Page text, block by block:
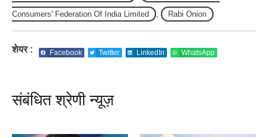
Consumers' Federation Of India Limited Rabi Onion
शेयर : Facebook Twitter LinkedIn WhatsApp
संबंधित श्रेणी न्यूज़